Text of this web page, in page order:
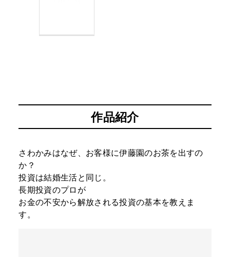
作品紹介
さわかみはなぜ、お客様に伊藤園のお茶を出すの
か？
投資は結婚生活と同じ。
長期投資のプロが
お金の不安から解放される投資の基本を教えま
す。